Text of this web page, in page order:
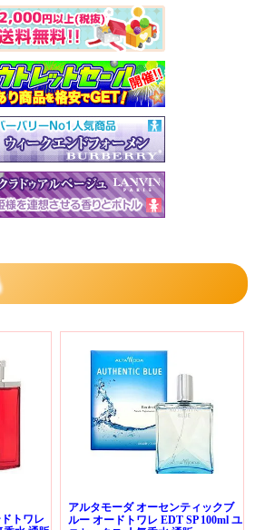
トワレ
アルタモーダ オーセンティックブ
ルー オードトワレ EDT SP 100ml ユ